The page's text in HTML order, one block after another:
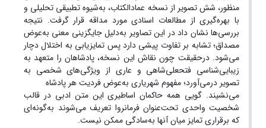
‌منظور، شش تصویر از نسخه عمادالکتاب، به‌شیوه تطبیقی تحلیلی و
با بهره‌گیری از مطالعات اسنادی مورد مداقه قرار گرفت. نتیجه
بررسی‌ها نشان داد در این تصاویر به‌دلیل جایگزینی معنی به‌عوض
مصداق؛ تشابه بر تفاوت پیشی دارد پس تمایزیابی به اختلال دچار
می‌شود. درحقیقت چون نقاش این نسخه، پادشاهان را متعهد به
زیبایی‌شناسی فتحعلی‌شاهی و عاری از ویژگی‌های شخصی به
تصویر درمی‌آورد؛ مفهوم شهریاری به‌عوض فردیت هر پادشاه
می‌نشیند. گویی همه حاکمان اساطیری این متن ادبی در قالب
شخصیت واحدی تحت‌عنوان فرمانروا تعریف می‌شوند به‌گونه‌ای
که برقراری تمایز میان آنها به‌سادگی ممکن نیست.